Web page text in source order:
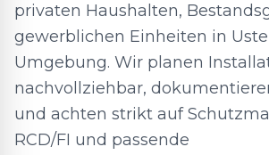
privaten Haushalten,
gewerblichen Einheiten in
Umgebung. Wir planen
nachvollziehbar,
und achten strikt auf
RCD/FI und passende